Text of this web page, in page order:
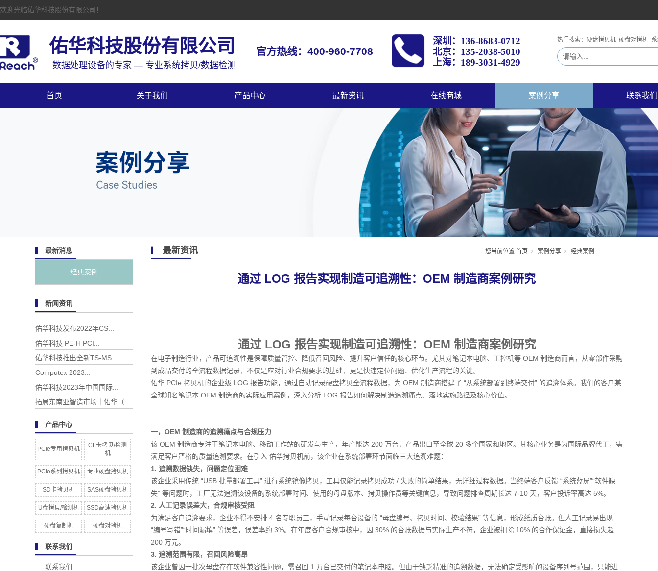
欢迎光临佑华科技股份有限公司！
佑华科技股份有限公司
数据处理设备的专家 — 专业系统拷贝/数据检测
官方热线：400-960-7708
热门搜索：硬盘拷贝机 硬盘对拷机 系
深圳： 136-8683-0712
北京： 135-2038-5010
上海：189-3031-4929
首页 关于我们 产品中心 最新资讯 在线商城 案例分享 联系我们
最新消息
经典案例
新闻资讯
佑华科技发布2022年CS...
佑华科技 PE-H PCI...
佑华科技推出全新TS-MS...
Computex 2023...
佑华科技2023年中国国际...
拓局东南亚智造市场｜佑华（...
产品中心
PCIe专用拷贝机
CF卡拷贝/检测
机
PCIe系列拷贝机 专业硬盘拷贝机
SD卡拷贝机 SAS硬盘拷贝机
U盘拷貝/检测机 SSD高速拷贝机
硬盘复制机 硬盘对拷机
联系我们
联系我们
最新资讯 您当前位置:首页 案例分享 经典案例
通过 LOG 报告实现制造可追溯性：OEM 制造商案例研究
通过 LOG 报告实现制造可追溯性：OEM 制造商案例研究
在电子制造行业，产品可追溯性是保障质量管控、降低召回风险、提升客户信任的核心环节。尤其对笔记本电脑、工控机等 OEM 制造商而言，从零部件采购
到成品交付的全流程数据记录，不仅是应对行业合规要求的基础，更是快速定位问题、优化生产流程的关键。
佑华 PCIe 拷贝机的企业级 LOG 报告功能，通过自动记录硬盘拷贝全流程数据，为 OEM 制造商搭建了 “从系统部署到终端交付” 的追溯体系。我们的客户某
全球知名笔记本 OEM 制造商的实际应用案例，深入分析 LOG 报告如何解决制造追溯痛点、落地实施路径及核心价值。
一，OEM 制造商的追溯痛点与合规压力
该 OEM 制造商专注于笔记本电脑、移动工作站的研发与生产，年产能达 200 万台，产品出口至全球 20 多个国家和地区。其核心业务是为国际品牌代工，需
满足客户严格的质量追溯要求。在引入 佑华拷贝机前，该企业在系统部署环节面临三大追溯难题：
1. 追溯数据缺失，问题定位困难
该企业采用传统 “USB 批量部署工具” 进行系统镜像拷贝，工具仅能记录拷贝成功 / 失败的简单结果，无详细过程数据。当终端客户反馈 “系统蓝屏”“软件缺
失” 等问题时，工厂无法追溯该设备的系统部署时间、使用的母盘版本、拷贝操作员等关键信息，导致问题排查周期长达 7-10 天，客户投诉率高达 5%。
2. 人工记录误差大，合规审核受阻
为满足客户追溯要求，企业不得不安排 4 名专职员工，手动记录每台设备的 “母盘编号、拷贝时间、校验结果” 等信息，形成纸质台账。但人工记录易出现
“编号写错”“时间漏填” 等误差，误差率约 3%。在年度客户合规审核中，因 30% 的台账数据与实际生产不符，企业被扣除 10% 的合作保证金，直接损失超
200 万元。
3. 追溯范围有限，召回风险高昂
该企业曾因一批次母盘存在软件兼容性问题，需召回 1 万台已交付的笔记本电脑。但由于缺乏精准的追溯数据，无法确定受影响的设备序列号范围，只能进